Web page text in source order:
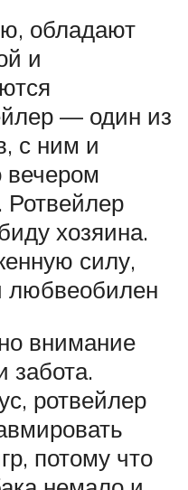
обладают
и
— один из
с ним и
вечером
Ротвейлер
хозяина.
силу,
любвеобилен
внимание
забота.
ротвейлер
потому что